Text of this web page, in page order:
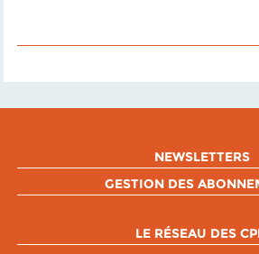
NEWSLETTERS
GESTION DES
LE RÉSEAU DES